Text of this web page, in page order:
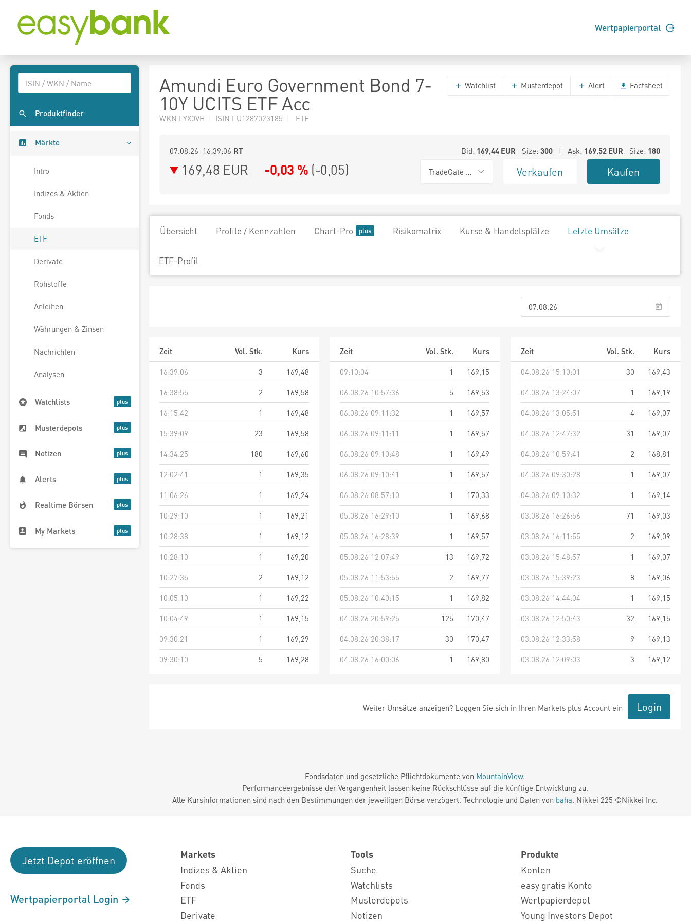
Wertpapierportal
Produktfinder
Märkte
Intro
Indizes & Aktien
Fonds
ETF
Derivate
Rohstoffe
Anleihen
Währungen & Zinsen
Nachrichten
Analysen
Watchlists
Musterdepots
Notizen
Alerts
Realtime Börsen
My Markets
Amundi Euro Government Bond 7-
10Y UCITS ETF Acc
WKN LYX0VH | ISIN LU1287023185 | ETF
Watchlist Musterdepot Alert Factsheet
07.08.26 16:39:06 RT Bid: 169,44EUR Size: 300| Ask: 169,52EUR Size: 180
169,48 EUR -0,03 % (-0,05) TradeGate BSX Verkaufen Kaufen
Übersicht Profile / Kennzahlen Chart-Pro Risikomatrix Kurse & Handelsplätze Letzte Umsätze
ETF-Profil
Zeit Vol. Stk.
Kurs
16:39:06
3
169,48
16:38:55
2
169,58
16:15:42
1
169,48
15:39:09
23
169,58
14:34:25
180
169,60
12:02:41
1
169,35
11:06:26
1
169,24
10:29:10
1
169,21
10:28:38
1
169,12
10:28:10
1
169,20
10:27:35
2
169,12
10:05:10
1
169,22
10:04:49
1
169,15
09:30:21
1
169,29
09:30:10
5 169,28
Zeit Vol. Stk.
Kurs
09:10:04
1
169,15
06.08.26 10:57:36
5
169,53
06.08.26 09:11:32
1
169,57
06.08.26 09:11:11
1
169,57
06.08.26 09:10:48
1
169,49
06.08.26 09:10:41
1
169,57
06.08.26 08:57:10
1
170,33
05.08.26 16:29:10
1
169,68
05.08.26 16:28:39
1
169,57
05.08.26 12:07:49
13
169,72
05.08.26 11:53:55
2
169,77
05.08.26 10:40:15
1
169,82
04.08.26 20:59:25
125
170,47
04.08.26 20:38:17
30
170,47
04.08.26 16:00:06
1 169,80
Zeit Vol. Stk.
Kurs
04.08.26 15:10:01
30
169,43
04.08.26 13:24:07
1
169,19
04.08.26 13:05:51
4
169,07
04.08.26 12:47:32
31
169,07
04.08.26 10:59:41
2
168,81
04.08.26 09:30:28
1
169,07
04.08.26 09:10:32
1
169,14
03.08.26 16:26:56
71
169,03
03.08.26 16:11:55
2
169,09
03.08.26 15:48:57
1
169,07
03.08.26 15:39:23
8
169,06
03.08.26 14:44:04
1
169,15
03.08.26 12:50:43
32
169,15
03.08.26 12:33:58
9
169,13
03.08.26 12:09:03
3 169,12
Weiter Umsätze anzeigen? Loggen Sie sich in Ihren Markets plus Account ein Login
Fondsdaten und gesetzliche Pflichtdokumente von MountainView.
Performanceergebnisse der Vergangenheit lassen keine Rückschlüsse auf die künftige Entwicklung zu.
Alle Kursinformationen sind nach den Bestimmungen der jeweiligen Börse verzögert. Technologie und Daten von baha. Nikkei 225 ©Nikkei Inc.
Jetzt Depot eröffnen
Wertpapierportal Login
Markets
Indizes & Aktien
Fonds
ETF
Derivate
Tools
Suche
Watchlists
Musterdepots
Notizen
Produkte
Konten
easy gratis Konto
Wertpapierdepot
Young Investors Depot